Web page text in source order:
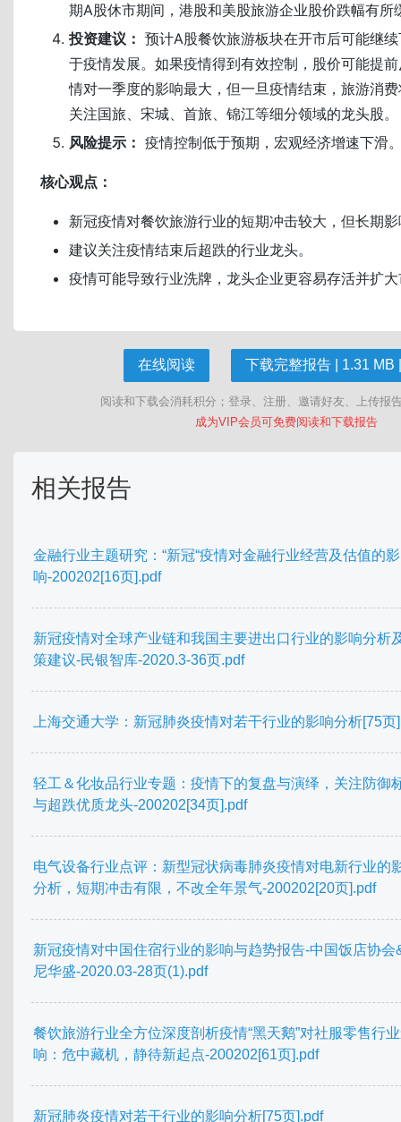
期A股休市期间，港股和美股旅游企业股价跌幅有所
投资建议： 预计A股餐饮旅游板块在开市后可能继
于疫情发展。如果疫情得到有效控制，股价可能提
情对一季度的影响最大，但一旦疫情结束，旅游消
关注国旅、宋城、首旅、锦江等细分领域的龙头股。
风险提示： 疫情控制低于预期，宏观经济增速下滑
核心观点：
新冠疫情对餐饮旅游行业的短期冲击较大，但长期
建议关注疫情结束后超跌的行业龙头。
疫情可能导致行业洗牌，龙头企业更容易存活并扩
在线阅读 下载完整报告 | 1.31 MB
阅读和下载会消耗积分；登录、注册、邀请好友、上传报
成为VIP会员可免费阅读和下载报告
相关报告
金融行业主题研究：“新冠“疫情对金融行业经营及估值的影
响-200202[16页].pdf
新冠疫情对全球产业链和我国主要进出口行业的影响分析
策建议-民银智库-2020.3-36页.pdf
上海交通大学：新冠肺炎疫情对若干行业的影响分析[75页
轻工＆化妆品行业专题：疫情下的复盘与演绎，关注防御
与超跌优质龙头-200202[34页].pdf
电气设备行业点评：新型冠状病毒肺炎疫情对电新行业的
分析，短期冲击有限，不改全年景气-200202[20页].pdf
新冠疫情对中国住宿行业的影响与趋势报告-中国饭店协会
尼华盛-2020.03-28页(1).pdf
餐饮旅游行业全方位深度剖析疫情“黑天鹅”对社服零售行
响：危中藏机，静待新起点-200202[61页].pdf
新冠肺炎疫情对若干行业的影响分析[75页].pdf